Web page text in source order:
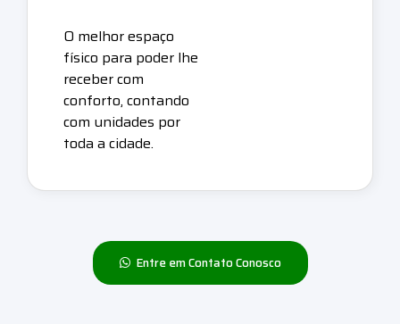
O melhor espaço
físico para poder lhe
receber com
conforto, contando
com unidades por
toda a cidade.
Entre em Contato Conosco